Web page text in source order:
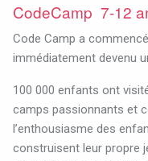
CodeCamp 7-12
Code Camp a
immédiatement devenu
100 000 enfants ont
camps passionnants et
l’enthousiasme des
construisent leur propre